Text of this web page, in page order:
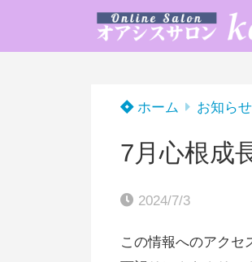
ホーム お知らせ
7月心根成
2024/7/3
この情報へのアクセ